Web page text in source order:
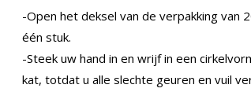
-Open het deksel van de verpakking van
één stuk.
-Steek uw hand in en wrijf in een
kat, totdat u alle slechte geuren en vuil